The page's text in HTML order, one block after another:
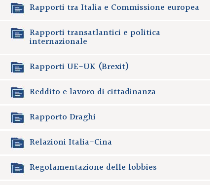
Rapporti tra Italia e Commissione europea
Rapporti transatlantici e politica
internazionale
Rapporti UE-UK (Brexit)
Reddito e lavoro di cittadinanza
Rapporto Draghi
Relazioni Italia-Cina
Regolamentazione delle lobbies